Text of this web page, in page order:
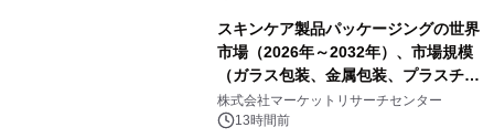
スキンケア製品パッケージングの世界
市場（2026年～2032年）、市場規模
（ガラス包装、金属包装、プラスチッ
ク包装、その他）・分析レポートを発
表
株式会社マーケットリサーチセンター
13時間前